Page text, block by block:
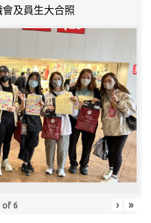
及員生大合照
of 6 › »